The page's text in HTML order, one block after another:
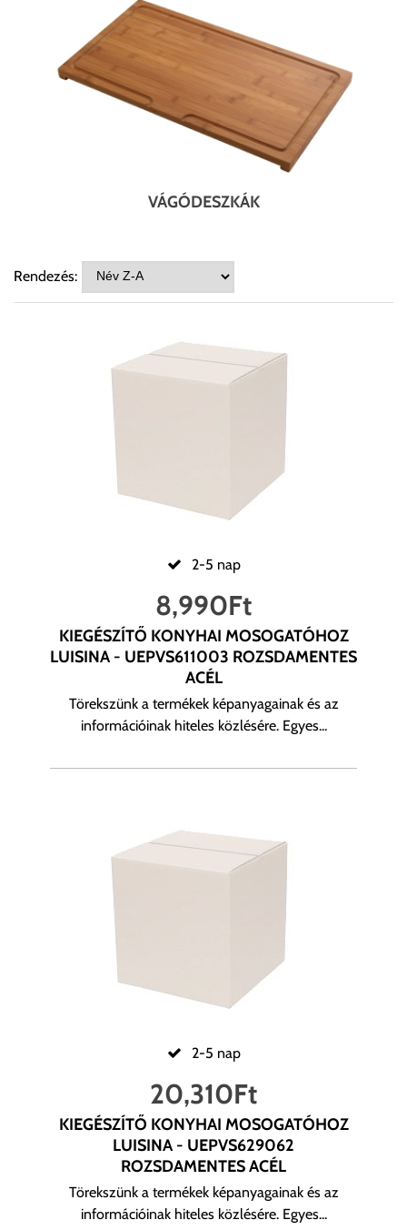
VÁGÓDESZKÁK
Rendezés:
2-5 nap
8,990Ft
KIEGÉSZÍTŐ KONYHAI MOSOGATÓHOZ
LUISINA - UEPVS611003 ROZSDAMENTES
ACÉL
Törekszünk a termékek képanyagainak és az
információinak hiteles közlésére. Egyes...
2-5 nap
20,310Ft
KIEGÉSZÍTŐ KONYHAI MOSOGATÓHOZ
LUISINA - UEPVS629062
ROZSDAMENTES ACÉL
Törekszünk a termékek képanyagainak és az
információinak hiteles közlésére. Egyes...